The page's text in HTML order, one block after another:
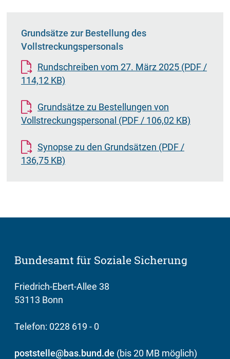
Grundsätze zur Bestellung des
Vollstreckungspersonals
Rundschreiben vom 27. März 2025 (PDF /
114,12 KB)
Grundsätze zu Bestellungen von
Vollstreckungspersonal (PDF / 106,02 KB)
Synopse zu den Grundsätzen (PDF /
136,75 KB)
Bundesamt für Soziale Sicherung
Friedrich-Ebert-Allee 38
53113 Bonn
Telefon: 0228 619 - 0
poststelle@bas.bund.de (bis 20 MB möglich)